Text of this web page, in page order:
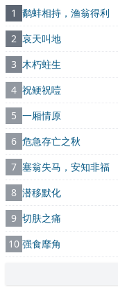
1 鹬蚌相持，渔翁得利
2 哀天叫地
3 木朽蛀生
4 祝鲠祝噎
5 一厢情原
6 危急存亡之秋
7 塞翁失马，安知非福
8 潜移默化
9 切肤之痛
10 强食靡角